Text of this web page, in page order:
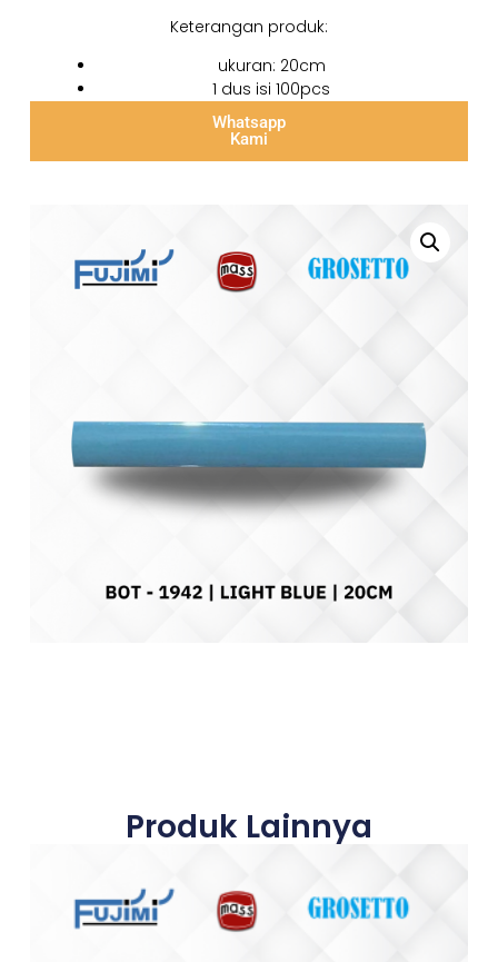
Keterangan produk:
ukuran: 20cm
1 dus isi 100pcs
Whatsapp
Kami
Produk Lainnya